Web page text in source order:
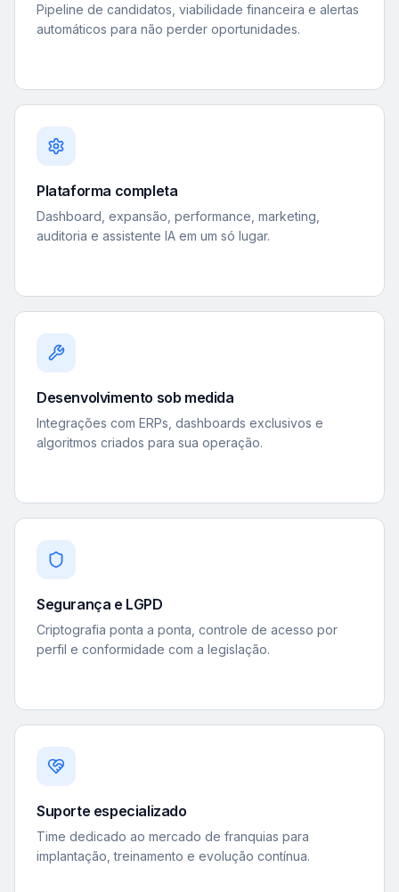
Pipeline de candidatos, viabilidade financeira e alertas
automáticos para não perder oportunidades.
Plataforma completa
Dashboard, expansão, performance, marketing,
auditoria e assistente IA em um só lugar.
Desenvolvimento sob medida
Integrações com ERPs, dashboards exclusivos e
algoritmos criados para sua operação.
Segurança e LGPD
Criptografia ponta a ponta, controle de acesso por
perfil e conformidade com a legislação.
Suporte especializado
Time dedicado ao mercado de franquias para
implantação, treinamento e evolução contínua.